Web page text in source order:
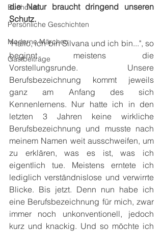
Buchclub
Persönliche Geschichten
Moderne Märchen
Gastbeiträge
die Natur braucht dringend unseren
Schutz.
"Hallo, ich bin Silvana und ich bin...", so
beginnt meistens die
Vorstellungsrunde. Unsere
Berufsbezeichnung kommt jeweils
ganz am Anfang des sich
Kennenlernens. Nur hatte ich in den
letzten 3 Jahren keine wirkliche
Berufsbezeichnung und musste nach
meinem Namen weit ausschweifen, um
zu erklären, was es ist, was ich
eigentlich tue. Meistens erntete ich
lediglich verständnislose und verwirrte
Blicke. Bis jetzt. Denn nun habe ich
eine Berufsbezeichnung für mich, zwar
immer noch unkonventionell, jedoch
kurz und knackig. Und so möchte ich